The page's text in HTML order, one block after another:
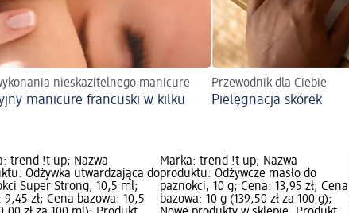
nieskazitelnego manicure
manicure francuski w kilku
Przewodnik dla Ciebie
Pielęgnacja skórek
trend !t up; Nazwa
Odżywka utwardzająca do
Super Strong, 10,5 ml;
9,45 zł; Cena bazowa: 10,5
Marka: trend !t up; Nazwa
produktu: Odżywcze masło do
paznokci, 10 g; Cena: 13,95 zł; Cena
bazowa: 10 g (139,50 zł za 100 g);